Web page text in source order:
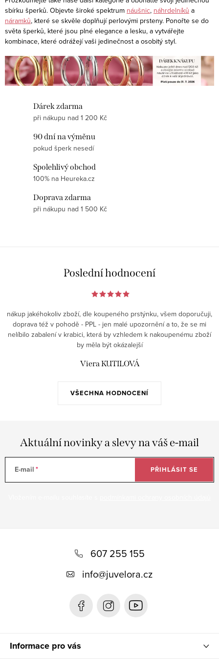
í
p
r
k
y
v
n
k
o
v
á
n
sbírku šperků. Objevte široké spektrum náušnic, náhrdelníků a
náramků, které se skvěle doplňují perlovými prsteny. Ponořte se do
světa šperků, které jsou plné elegance a lesku, a vytvářejte
kombinace, které odrážejí vaši jedinečnost a osobitý styl.
Dárek zdarma
při nákupu nad 1 200 Kč
90 dní na výměnu
pokud šperk nesedí
Spolehlivý obchod
100% na Heureka.cz
Doprava zdarma
při nákupu nad 1 500 Kč
Poslední hodnocení
VŠECHNA HODNOCENÍ
nákup jakéhokoliv zboží, dle koupeného prstýnku, všem doporučuji,
doprava též v pohodě - PPL - jen malé upozornění a to, že se mi
nelíbilo zabalení v krabici, která by vzhledem k nakoupenému zboží
by měla být okázalejší
Viera KUTILOVÁ
Aktuální novinky a slevy na váš e-mail
E-mail PŘIHLÁSIT SE
607 255 155
info@juvelora.cz
Informace pro vás